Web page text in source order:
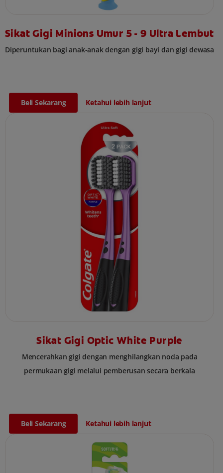
Sikat Gigi Minions Umur 5 - 9 Ultra Lembut
Diperuntukan bagi anak-anak dengan gigi bayi dan gigi dewasa
Beli Sekarang Ketahui lebih lanjut
Sikat Gigi Optic White Purple
Mencerahkan gigi dengan menghilangkan noda pada
permukaan gigi melalui pemberusan secara berkala
Beli Sekarang Ketahui lebih lanjut